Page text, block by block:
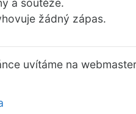
a soutěže.
žádný zápas.
uvítáme na webmaster